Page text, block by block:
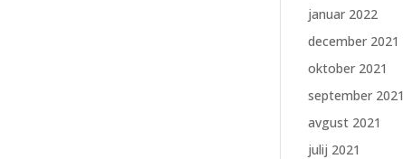
januar 2022
december 2021
oktober 2021
september 2021
avgust 2021
julij 2021